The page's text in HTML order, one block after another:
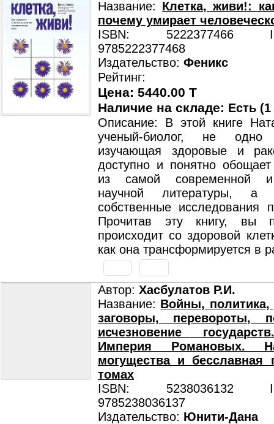
Название: Клетка, живи!:
почему умирает
ISBN: 5222377466
9785222377468
Издательство: Феникс
Рейтинг:
Цена: 5440.00 T
Наличие на складе: Есть
Описание: В этой книге
ученый-биолог, не одно
изучающая здоровые и
доступно и понятно
из самой современной и
научной литературы, а
собственные исследования
Прочитав эту книгу, вы
происходит со здоровой
как она трансформируется в
Автор: Хасбулатов Р.И.
Название: Войны, политика,
заговоры, перевороты,
исчезновение
Империя Романовых.
могущества и бесславная
томах
ISBN: 5238036132
9785238036137
Издательство: Юнити-Дана